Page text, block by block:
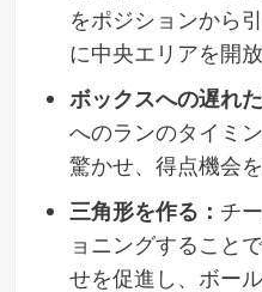
をポジションから
に中央エリアを開放
ボックスへの遅れ
へのランのタイミ
驚かせ、得点機会
三角形を作る： チ
ョニングすること
せを促進し、ボー